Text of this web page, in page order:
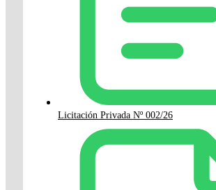
Licitación Privada Nº 002/26